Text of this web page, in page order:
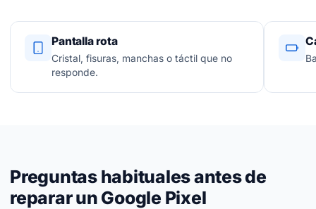
Pantalla rota
Cristal, fisuras, manchas o táctil que no
responde.
Preguntas habituales antes de
reparar un Google Pixel